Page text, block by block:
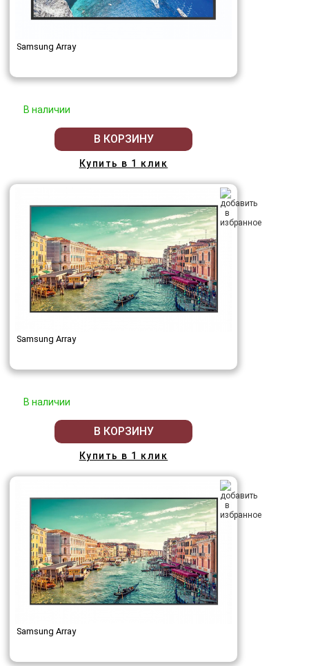
Samsung Array
В наличии
В КОРЗИНУ
Купить в 1 клик
Samsung Array
В наличии
В КОРЗИНУ
Купить в 1 клик
Samsung Array